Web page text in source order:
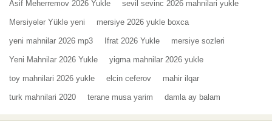
Asif Meherremov 2026 Yukle sevil sevinc 2026 mahnilari yukle
Mərsiyələr Yüklə yeni mersiye 2026 yukle boxca
yeni mahnilar 2026 mp3 Ifrat 2026 Yukle mersiye sozleri
Yeni Mahnilar 2026 Yukle yigma mahnilar 2026 yukle
toy mahnilari 2026 yukle elcin ceferov mahir ilqar
turk mahnilari 2020 terane musa yarim damla ay balam